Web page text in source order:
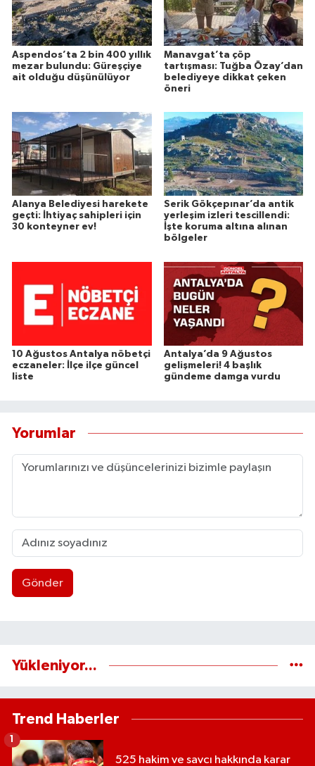
Aspendos’ta 2 bin 400 yıllık
mezar bulundu: Güreşçiye
ait olduğu düşünülüyor
Manavgat’ta çöp
tartışması: Tuğba Özay’dan
belediyeye dikkat çeken
öneri
Alanya Belediyesi harekete
geçti: İhtiyaç sahipleri için
30 konteyner ev!
Serik Gökçepınar’da antik
yerleşim izleri tescillendi:
İşte koruma altına alınan
bölgeler
10 Ağustos Antalya nöbetçi
eczaneler: İlçe ilçe güncel
liste
Antalya’da 9 Ağustos
gelişmeleri! 4 başlık
gündeme damga vurdu
Yorumlar
Gönder
Yükleniyor...
Trend Haberler
525 hakim ve savcı hakkında karar
1